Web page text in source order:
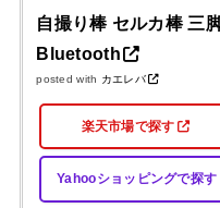
自撮り棒 セルカ棒 三
Bluetooth
posted with カエレバ
楽天市場で探す
Yahooショッピングで探す